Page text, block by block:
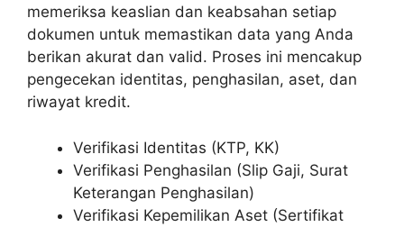
memeriksa keaslian dan keabsahan setiap
dokumen untuk memastikan data yang Anda
berikan akurat dan valid. Proses ini mencakup
pengecekan identitas, penghasilan, aset, dan
riwayat kredit.
Verifikasi Identitas (KTP, KK)
Verifikasi Penghasilan (Slip Gaji, Surat
Keterangan Penghasilan)
Verifikasi Kepemilikan Aset (Sertifikat